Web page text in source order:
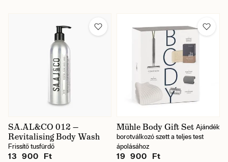
SA.AL&CO 012 —
Revitalising Body Wash
Frissítő tusfürdő
13 900 Ft
Mühle Body Gift Set Ajándék
borotválkozó szett a teljes test
ápolásához
19 900 Ft